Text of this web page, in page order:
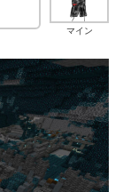
マイン